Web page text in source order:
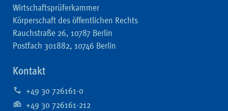
Wirtschaftsprüferkammer
Körperschaft des öffentlichen Rechts
Rauchstraße 26, 10787 Berlin
Postfach 301882, 10746 Berlin
Kontakt
+49 30 726161-0
+49 30 726161-212